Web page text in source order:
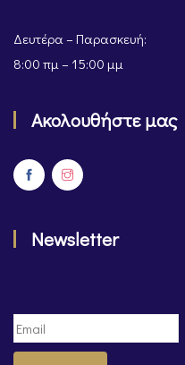
Δευτέρα – Παρασκευή:
8:00 πμ – 15:00 μμ
Ακολουθήστε μας
Newsletter